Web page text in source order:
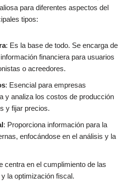
para diferentes aspectos del
tipos:
: Es la base de todo. Se encarga de
financiera para usuarios
o acreedores.
: Esencial para empresas
y analiza los costos de producción
y fijar precios.
: Proporciona información para la
enfocándose en el análisis y la
centra en el cumplimiento de las
la optimización fiscal.